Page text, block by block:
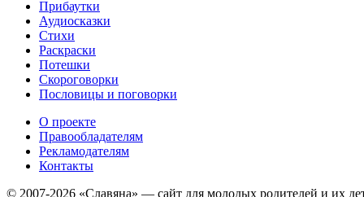
Прибаутки
Аудиосказки
Стихи
Раскраски
Потешки
Скороговорки
Пословицы и поговорки
О проекте
Правообладателям
Рекламодателям
Контакты
© 2007-2026 «Славяна» — сайт для молодых родителей и их